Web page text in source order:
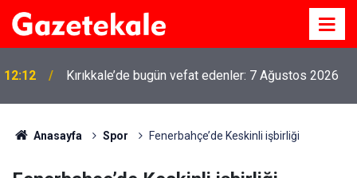
12:12 Kırıkkale’de bugün vefat edenler: 7 Ağustos 2026
Anasayfa Spor Fenerbahçe’de Keskinli işbirliği